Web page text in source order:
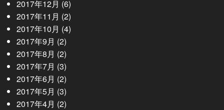
2017年12月 (6)
2017年11月 (2)
2017年10月 (4)
2017年9月 (2)
2017年8月 (2)
2017年7月 (3)
2017年6月 (2)
2017年5月 (3)
2017年4月 (2)